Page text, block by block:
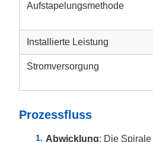
Aufstapelungsmethode
Installierte Leistung
Stromversorgung
Prozessfluss
Abwicklung: Die